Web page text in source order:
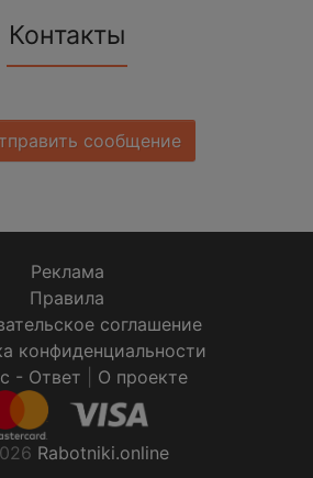
Контакты
сообщение
Реклама
Правила
соглашение
конфиденциальности
- Ответ
О проекте
Rabotniki.online